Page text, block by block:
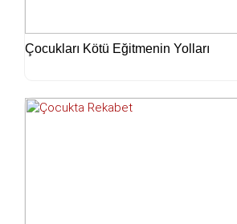
Çocukları Kötü Eğitmenin Yolları